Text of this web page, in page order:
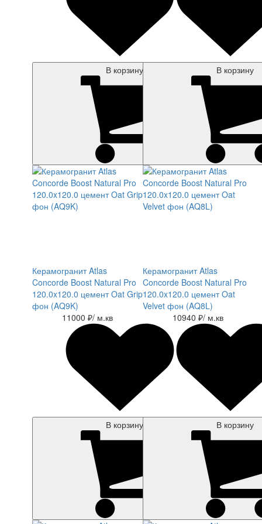
В корзину В корзину
Керамогранит Atlas
Concorde Boost Natural Pro
120.0x120.0 цемент Oat Grip
фон (AQ9K)
11000 ₽/ м.кв
В корзину
Керамогранит Atlas
Concorde Boost Natural Pro
120.0x120.0 цемент Oat
Velvet фон (AQ8L)
10940 ₽/ м.кв
В корзину